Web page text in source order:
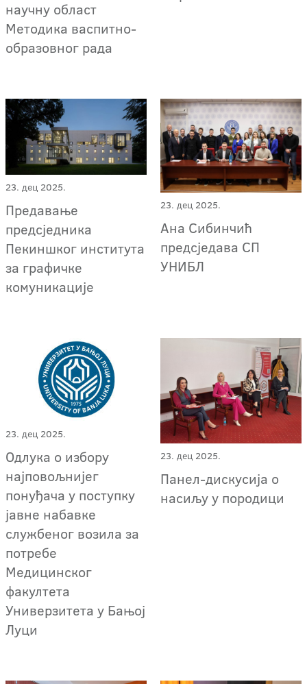
научну област
Методика васпитно-
образовног рада
23. дец 2025.
Предавање
предсједника
Пекиншког института
за графичке
комуникације
23. дец 2025.
Ана Сибинчић
предсједава СП
УНИБЛ
23. дец 2025.
Одлука о избору
најповољнијег
понуђача у поступку
јавне набавке
службеног возила за
потребе
Медицинског
факултета
Универзитета у Бањој
Луци
23. дец 2025.
Панел-дискусија о
насиљу у породици